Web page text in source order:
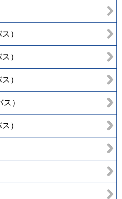
）
）
）
）
）